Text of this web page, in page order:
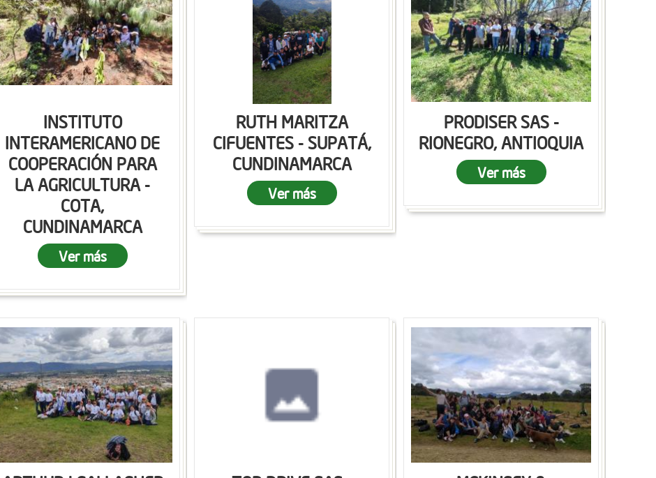
INSTITUTO
INTERAMERICANO DE
COOPERACIÓN PARA
LA AGRICULTURA -
COTA,
CUNDINAMARCA
Ver más
RUTH MARITZA
CIFUENTES - SUPATÁ,
CUNDINAMARCA
Ver más
PRODISER SAS -
RIONEGRO, ANTIOQUIA
Ver más